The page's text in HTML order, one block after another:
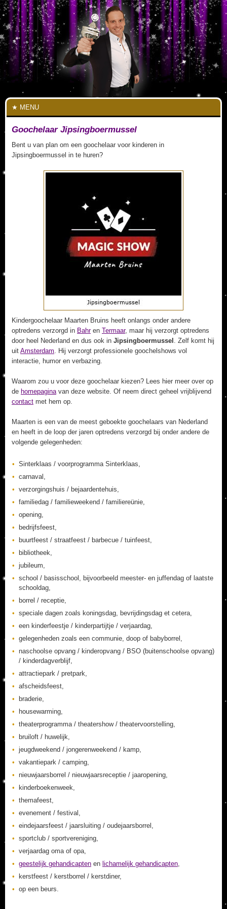
MENU
Goochelaar Jipsingboermussel
Bent u van plan om een goochelaar voor kinderen in
Jipsingboermussel in te huren?
Kindergoochelaar Maarten Bruins heeft onlangs onder andere
optredens verzorgd in Bahren Termaar, maar hij verzorgt optredens
door heel Nederland en dus ook in Jipsingboermussel . Zelf komt hij
uit Amsterdam. Hij verzorgt professionele goochelshows vol
interactie, humor en verbazing.
Waarom zou u voor deze goochelaar kiezen? Lees hier meer over op
de homepaginavan deze website. Of neem direct geheel vrijblijvend
contact met hem op.
Maarten is een van de meest geboekte goochelaars van Nederland
en heeft in de loop der jaren optredens verzorgd bij onder andere de
volgende gelegenheden:
Sinterklaas / voorprogramma Sinterklaas,
carnaval,
verzorgingshuis / bejaardentehuis,
familiedag / familieweekend / familiereünie,
opening,
bedrijfsfeest,
buurtfeest / straatfeest / barbecue / tuinfeest,
bibliotheek,
jubileum,
school / basisschool, bijvoorbeeld meester- en juffendag of laatste
schooldag,
borrel / receptie,
speciale dagen zoals koningsdag, bevrijdingsdag et cetera,
een kinderfeestje / kinderpartijtje / verjaardag,
gelegenheden zoals een communie, doop of babyborrel,
naschoolse opvang / kinderopvang / BSO (buitenschoolse opvang)
/ kinderdagverblijf,
attractiepark / pretpark,
afscheidsfeest,
braderie,
housewarming,
theaterprogramma / theatershow / theatervoorstelling,
bruiloft / huwelijk,
jeugdweekend / jongerenweekend / kamp,
vakantiepark / camping,
nieuwjaarsborrel / nieuwjaarsreceptie / jaaropening,
kinderboekenweek,
themafeest,
evenement / festival,
eindejaarsfeest / jaarsluiting / oudejaarsborrel,
sportclub / sportvereniging,
verjaardag oma of opa,
geestelijk gehandicapten en lichamelijk gehandicapten,
kerstfeest / kerstborrel / kerstdiner,
op een beurs.